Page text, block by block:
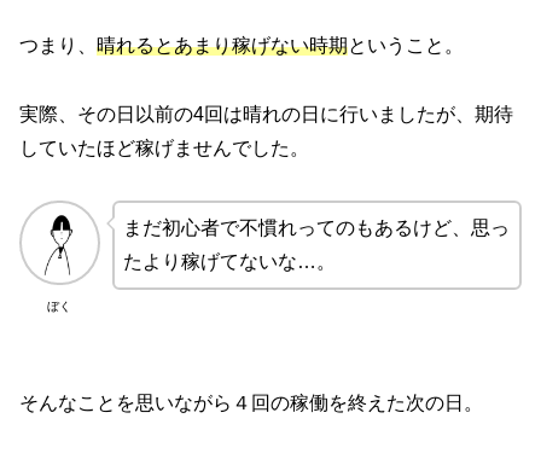
つまり、 晴れるとあまり稼げない時期ということ。
実際、その日以前の4回は晴れの日に行いましたが、期待
していたほど稼げませんでした。
ぼく
まだ初心者で不慣れってのもあるけど、思っ
たより稼げてないな…。
そんなことを思いながら４回の稼働を終えた次の日。